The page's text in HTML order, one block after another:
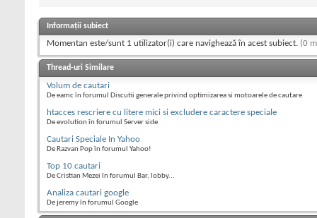
Informații subiect
Momentan este/sunt 1 utilizator(i) care navighează în acest subiect. (0
Thread-uri Similare
Volum de cautari
De eamc în forumul Discutii generale privind optimizarea si motoarele de cautare
htacces rescriere cu litere mici si excludere caractere speciale
De evolution în forumul Server side
Cautari Speciale In Yahoo
De Razvan Pop în forumul Yahoo!
Top 10 cautari
De Cristian Mezei în forumul Bar, lobby...
Analiza cautari google
De jeremy în forumul Google